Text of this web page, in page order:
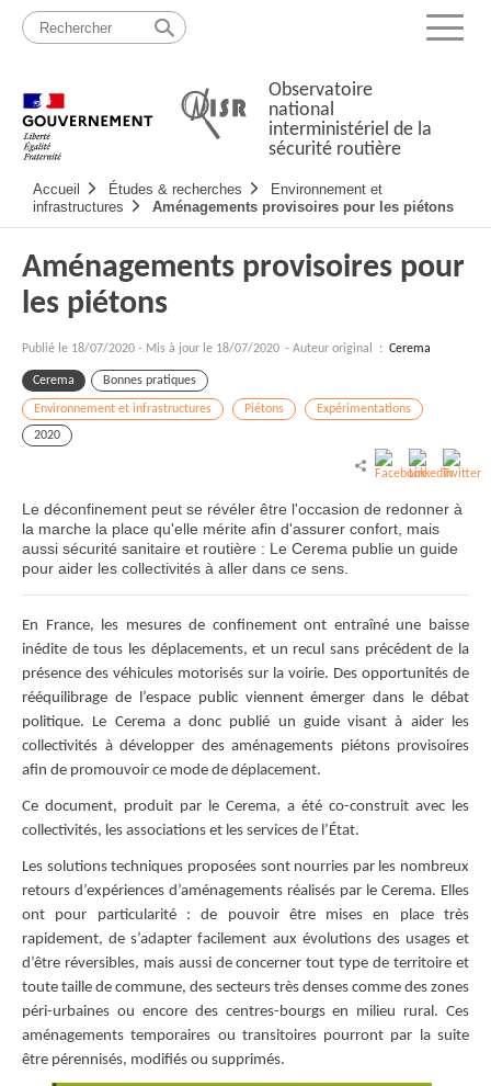
Passer
contenu
Menu
Observatoire
national
interministériel de la
sécurité routière
principale
Accueil Études & recherches
Environnement et
infrastructures
Aménagements provisoires pour les piétons
Aménagements provisoires pour
les piétons
Publié le 18/07/2020 - Mis à jour le 18/07/2020 - Auteur original : Cerema
Cerema Bonnes pratiques
Environnement et infrastructures Piétons
Expérimentations
2020
Le déconfinement peut se révéler être l'occasion de redonner à
la marche la place qu'elle mérite afin d'assurer confort, mais
aussi sécurité sanitaire et routière : Le Cerema publie un guide
pour aider les collectivités à aller dans ce sens.
En France, les mesures de confinement ont entraîné une baisse
inédite de tous les déplacements, et un recul sans précédent de la
présence des véhicules motorisés sur la voirie. Des opportunités de
rééquilibrage de l’espace public viennent émerger dans le débat
politique. Le Cerema a donc publié un guide visant à aider les
collectivités à développer des aménagements piétons provisoires
afin de promouvoir ce mode de déplacement.
Ce document, produit par le Cerema, a été co-construit avec les
collectivités, les associations et les services de l’État.
Les solutions techniques proposées sont nourries par les nombreux
retours d’expériences d’aménagements réalisés par le Cerema. Elles
ont pour particularité : de pouvoir être mises en place très
rapidement, de s’adapter facilement aux évolutions des usages et
d’être réversibles, mais aussi de concerner tout type de territoire et
toute taille de commune, des secteurs très denses comme des zones
péri-urbaines ou encore des centres-bourgs en milieu rural. Ces
aménagements temporaires ou transitoires pourront par la suite
être pérennisés, modifiés ou supprimés.